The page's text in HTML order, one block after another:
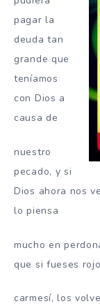
pagar la
deuda tan
grande que
teníamos
con Dios a
causa de
nuestro
pecado, y si
Dios ahora nos
lo piensa
mucho en
que si fueses
carmesí, los